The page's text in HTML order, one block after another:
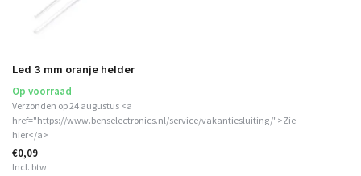
Led 3 mm oranje helder
Op voorraad
Verzonden op 24 augustus <a
href="https://www.benselectronics.nl/service/vakantiesluiting/">Zie
hier</a>
€0,09
Incl. btw